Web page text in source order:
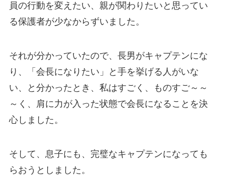
員の行動を変えたい、親が関わりたいと思ってい
る保護者が少なからずいました。
それが分かっていたので、長男がキャプテンにな
り、「会長になりたい」と手を挙げる人がいな
い、と分かったとき、私はすごく、ものすご～～
～く、肩に力が入った状態で会長になることを決
心しました。
そして、息子にも、完璧なキャプテンになっても
らおうとしました。